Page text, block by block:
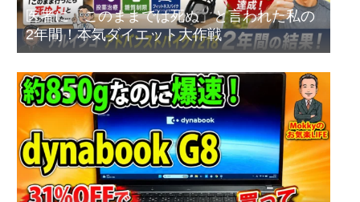
医者に「このままでは死ぬ」と言われた私の
2年間！本気ダイエット大作戦